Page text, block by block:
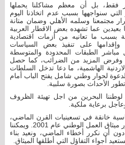
فقط، بل أن معظم مشاكلنا يحملها
سنواجهها بسبب عدم اتخاذنا اليوم
مجتمعنا وسلمه الأهلي وضمان متانة
بعيدين عما تشهده بعض الاقطار العربية
بسبب ما تعانيه من أزمات اقتصادية
وإقدامها على تنفيذ بعض السياسات
الطبقات المحدودة والمتوسطة
وفرض المزيد من الضرائب، كما حصل
الهاشمية، ما دعا تدخل السلطات
لحوار وطني شامل يفتح الباب أمام
الأحداث بصورة سلبية.
البحرين من اجل تهيئة الظروف
برعاية ملكية.
خانقة في تسعينيات القرن الماضي،
وانتهينا بانفراجة كبرى مع صدور ميثاق العمل الوطني عام 2001. ويمكننا
أن نكرر أخطاء الماضي، ونعيد بناء
أجواء التفاؤل التي أطلقها الميثاق.